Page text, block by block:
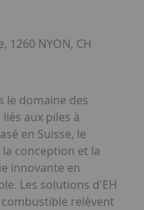
1260 NYON, CH
le domaine des
aux piles à
en Suisse, le
conception et la
innovante en
Les solutions d'EH
relèvent